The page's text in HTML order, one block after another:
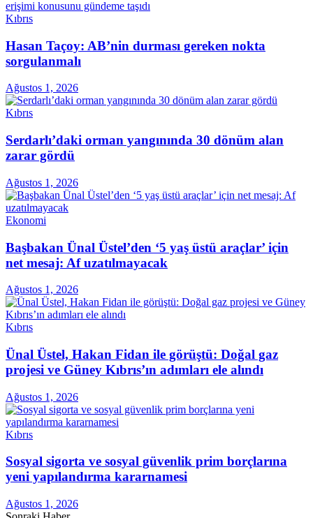
Kıbrıs
Hasan Taçoy: AB’nin durması gereken nokta
sorgulanmalı
Ağustos 1, 2026
Kıbrıs
Serdarlı’daki orman yangınında 30 dönüm alan
zarar gördü
Ağustos 1, 2026
Ekonomi
Başbakan Ünal Üstel’den ‘5 yaş üstü araçlar’ için
net mesaj: Af uzatılmayacak
Ağustos 1, 2026
Kıbrıs
Ünal Üstel, Hakan Fidan ile görüştü: Doğal gaz
projesi ve Güney Kıbrıs’ın adımları ele alındı
Ağustos 1, 2026
Kıbrıs
Sosyal sigorta ve sosyal güvenlik prim borçlarına
yeni yapılandırma kararnamesi
Ağustos 1, 2026